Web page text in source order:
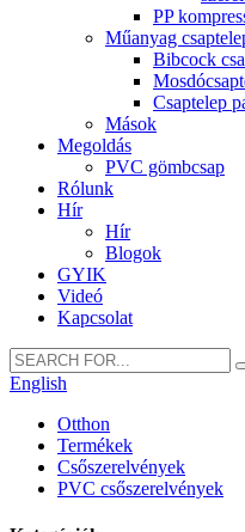
PP
Műanyag
Bibcock
Csaptelep
Mások
Megoldás
PVC gömbcsap
Rólunk
Hír
Hír
Blogok
GYIK
Videó
Kapcsolat
English
Otthon
Termékek
Csőszerelvények
PVC csőszerelvények